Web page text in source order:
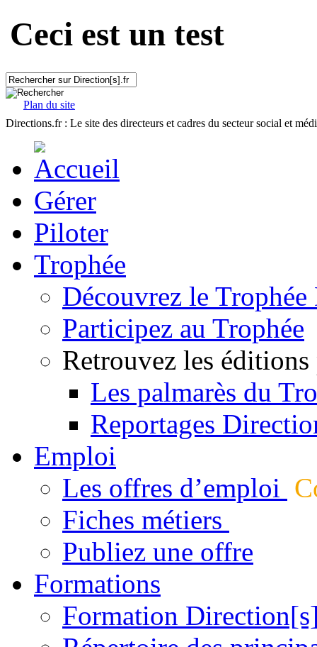
Ceci est un test
Plan du site
Directions.fr : Le site des directeurs et cadres du secteur social et
Gérer
Piloter
Trophée
Découvrez le
Participez au Trophée
Retrouvez les éditions
Les palmarès du
Reportages
Emploi
Les offres d’emploi
Fiches métiers
Publiez une offre
Formations
Formation